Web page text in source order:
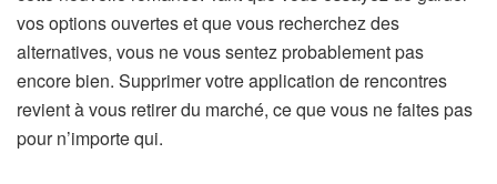
vos options ouvertes et que vous recherchez des
alternatives, vous ne vous sentez probablement pas
encore bien. Supprimer votre application de rencontres
revient à vous retirer du marché, ce que vous ne faites pas
pour n’importe qui.